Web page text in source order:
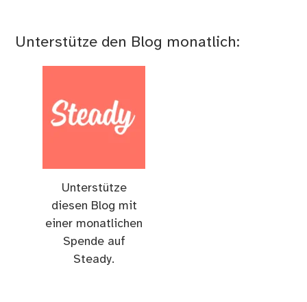
Unterstütze den Blog monatlich:
Unterstütze
diesen Blog mit
einer monatlichen
Spende auf
Steady.